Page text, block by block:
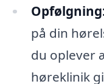
på din
du oplever
høreklinik